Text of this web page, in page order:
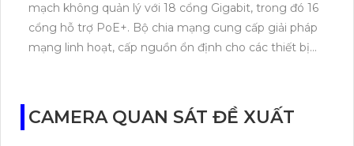
mạch không quản lý với 18 cổng Gigabit, trong đó 16
cổng hỗ trợ PoE+. Bộ chia mạng cung cấp giải pháp
mạng linh hoạt, cấp nguồn ổn định cho các thiết bị
CAMERA QUAN SÁT ĐỀ XUẤT